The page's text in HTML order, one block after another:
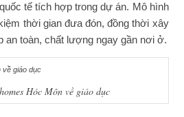
tế tích hợp trong dự án. Mô hình
thời gian đưa đón, đồng thời xây
an toàn, chất lượng ngay gần nơi ở.
Hóc Môn về giáo dục